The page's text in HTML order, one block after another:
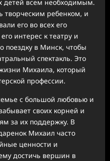
детей всем необходимым.
творческим ребенком, и
его во всех его
интерес к театру и
поездку в Минск, чтобы
спектакль. Это
Михаила, который
профессии.
с большой любовью и
своих корней и
за их поддержку. В
Михаил часто
ценности и
достичь вершин в